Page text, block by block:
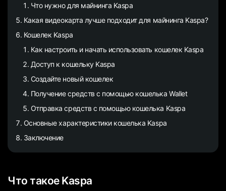
Что нужно для майнинга Kaspa
Какая видеокарта лучше подходит для майнинга Kaspa?
Кошелек Kaspa
Как настроить и начать использовать кошелек Kaspa
Доступ к кошельку Kaspa
Создайте новый кошелек
Получение средств с помощью кошелька Wallet
Отправка средств с помощью кошелька Kaspa
Основные характеристики кошелька Kaspa
Заключение
Что такое Kaspa